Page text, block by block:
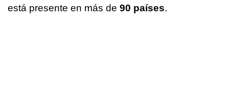
está presente en más de 90 países.